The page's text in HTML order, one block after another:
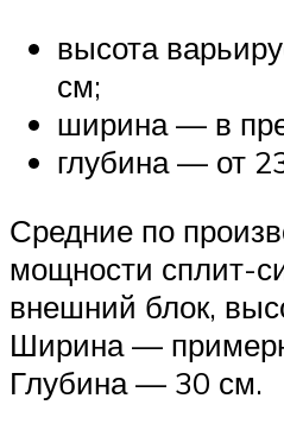
высота
см;
ширина — в
глубина — от
Средние по
мощности сплит-
внешний блок,
Ширина —
Глубина — 30 см.